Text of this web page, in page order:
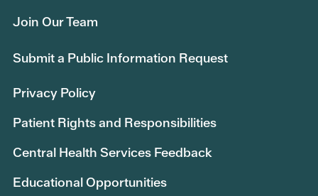
Join Our Team
Submit a Public Information Request
Privacy Policy
Patient Rights and Responsibilities
Central Health Services Feedback
Educational Opportunities